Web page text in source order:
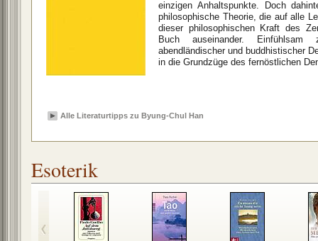
einzigen Anhaltspunkte. Doch
philosophische Theorie, die auf alle
dieser philosophischen Kraft des
Buch auseinander.
abendländischer und buddhistischer
in die Grundzüge des fernöstlichen
Alle Literaturtipps zu Byung-Chul Han
Esoterik